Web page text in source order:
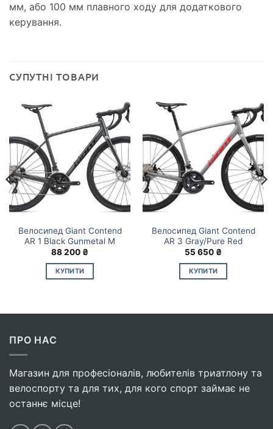
мм, або 100 мм плавного ходу для додаткового
керування.
СУПУТНІ ТОВАРИ
Велосипед Giant Contend
AR 1 Black Gunmetal M
88 200 ₴
КУПИТИ
Велосипед Giant Contend
AR 3 Gray/Pure Red
55 650 ₴
КУПИТИ
ПРО НАС
Магазин для професіоналів, любителів триатлону та
велоспорту та для тих, для кого спорт займає не
останнє місце!